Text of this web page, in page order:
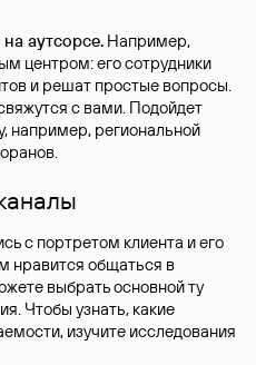
аутсорсе. Например,
центром: его сотрудники
и решат простые вопросы.
с вами. Подойдет
например, региональной
с портретом клиента и его
нравится общаться в
выбрать основной ту
Чтобы узнать, какие
изучите исследования